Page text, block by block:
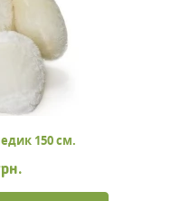
150 см.